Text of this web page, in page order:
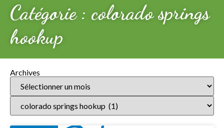
Catégorie : colorado springs
hookup
Archives